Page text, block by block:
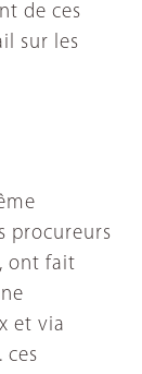
de ces
sur les
procureurs
ont fait
et via
ces